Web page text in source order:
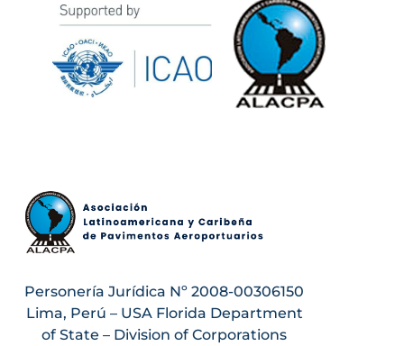
Personería Jurídica Nº 2008-00306150
Lima, Perú – USA Florida Department
of State – Division of Corporations